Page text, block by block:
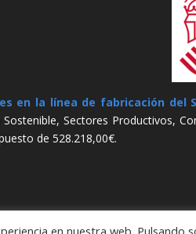
en la línea de fabricación
Sostenible, Sectores Productivos,
de 528.218,00€.
en nuestra web.